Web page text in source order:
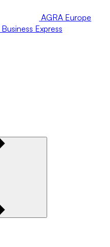
AGRA Europe
Business Express